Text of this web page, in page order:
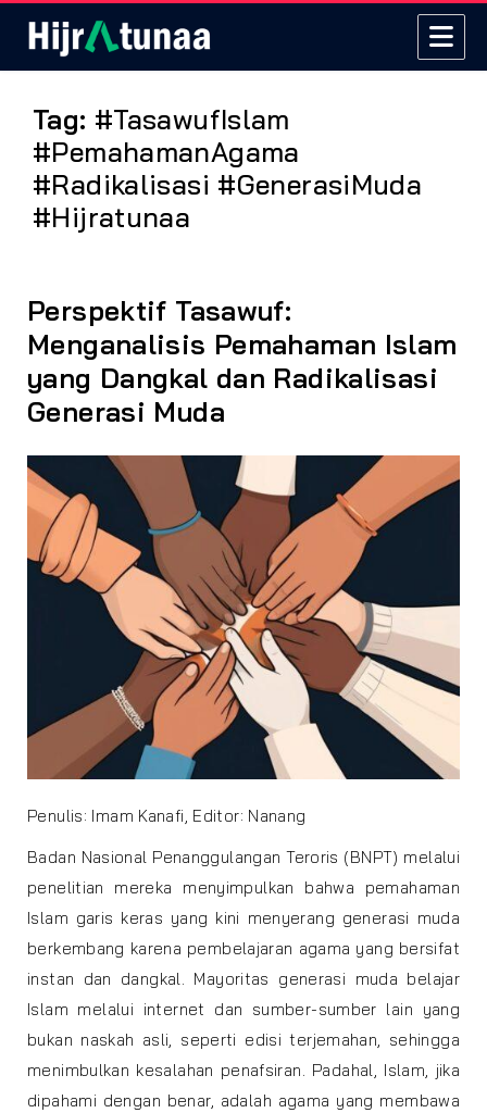
Tag: #TasawufIslam
#PemahamanAgama
#Radikalisasi #GenerasiMuda
#Hijratunaa
Perspektif Tasawuf:
Menganalisis Pemahaman Islam
yang Dangkal dan Radikalisasi
Generasi Muda
Penulis: Imam Kanafi, Editor: Nanang
Badan Nasional Penanggulangan Teroris (BNPT) melalui
penelitian mereka menyimpulkan bahwa pemahaman
Islam garis keras yang kini menyerang generasi muda
berkembang karena pembelajaran agama yang bersifat
instan dan dangkal. Mayoritas generasi muda belajar
Islam melalui internet dan sumber-sumber lain yang
bukan naskah asli, seperti edisi terjemahan, sehingga
menimbulkan kesalahan penafsiran. Padahal, Islam, jika
dipahami dengan benar, adalah agama yang membawa